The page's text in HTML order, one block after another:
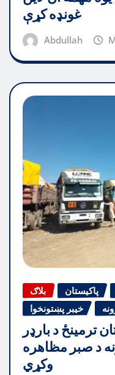
غونډه کړې
Abdullah
بلاګ پاکیستان
خیبر پښتونخوا
ترمینځ د بارډر
د صبر مظاهره
وکړي